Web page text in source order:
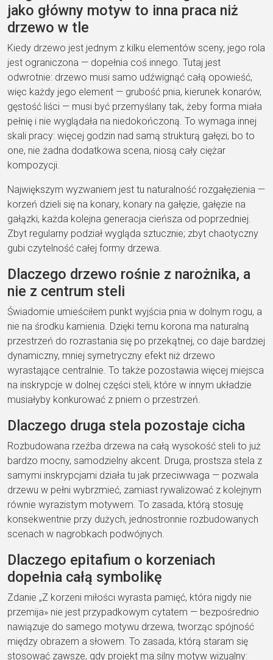
jako główny motyw to inna praca niż
drzewo w tle
Kiedy drzewo jest jednym z kilku elementów sceny, jego rola
jest ograniczona — dopełnia coś innego. Tutaj jest
odwrotnie: drzewo musi samo udźwignąć całą opowieść,
więc każdy jego element — grubość pnia, kierunek konarów,
gęstość liści — musi być przemyślany tak, żeby forma miała
pełnię i nie wyglądała na niedokończoną. To wymaga innej
skali pracy: więcej godzin nad samą strukturą gałęzi, bo to
one, nie żadna dodatkowa scena, niosą cały ciężar
kompozycji.
Największym wyzwaniem jest tu naturalność rozgałęzienia —
korzeń dzieli się na konary, konary na gałęzie, gałęzie na
gałązki, każda kolejna generacja cieńsza od poprzedniej.
Zbyt regularny podział wygląda sztucznie; zbyt chaotyczny
gubi czytelność całej formy drzewa.
Dlaczego drzewo rośnie z narożnika, a
nie z centrum steli
Świadomie umieściłem punkt wyjścia pnia w dolnym rogu, a
nie na środku kamienia. Dzięki temu korona ma naturalną
przestrzeń do rozrastania się po przekątnej, co daje bardziej
dynamiczny, mniej symetryczny efekt niż drzewo
wyrastające centralnie. To także pozostawia więcej miejsca
na inskrypcje w dolnej części steli, które w innym układzie
musiałyby konkurować z pniem o przestrzeń.
Dlaczego druga stela pozostaje cicha
Rozbudowana rzeźba drzewa na całą wysokość steli to już
bardzo mocny, samodzielny akcent. Druga, prostsza stela z
samymi inskrypcjami działa tu jak przeciwwaga — pozwala
drzewu w pełni wybrzmieć, zamiast rywalizować z kolejnym
równie wyrazistym motywem. To zasada, którą stosuję
konsekwentnie przy dużych, jednostronnie rozbudowanych
scenach w nagrobkach podwójnych.
Dlaczego epitafium o korzeniach
dopełnia całą symbolikę
Zdanie „Z korzeni miłości wyrasta pamięć, która nigdy nie
przemija» nie jest przypadkowym cytatem — bezpośrednio
nawiązuje do samego motywu drzewa, tworząc spójność
między obrazem a słowem. To zasada, którą staram się
stosować zawsze, gdy projekt ma silny motyw wizualny: